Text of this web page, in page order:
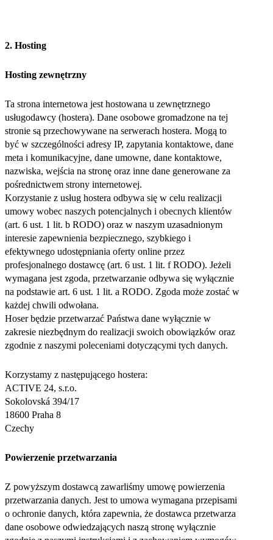
2. Hosting
Hosting zewnętrzny
Ta strona internetowa jest hostowana u zewnętrznego
usługodawcy (hostera). Dane osobowe gromadzone na tej
stronie są przechowywane na serwerach hostera. Mogą to
być w szczególności adresy IP, zapytania kontaktowe, dane
meta i komunikacyjne, dane umowne, dane kontaktowe,
nazwiska, wejścia na stronę oraz inne dane generowane za
pośrednictwem strony internetowej.
Korzystanie z usług hostera odbywa się w celu realizacji
umowy wobec naszych potencjalnych i obecnych klientów
(art. 6 ust. 1 lit. b RODO) oraz w naszym uzasadnionym
interesie zapewnienia bezpiecznego, szybkiego i
efektywnego udostępniania oferty online przez
profesjonalnego dostawcę (art. 6 ust. 1 lit. f RODO). Jeżeli
wymagana jest zgoda, przetwarzanie odbywa się wyłącznie
na podstawie art. 6 ust. 1 lit. a RODO. Zgoda może zostać w
każdej chwili odwołana.
Hoser będzie przetwarzać Państwa dane wyłącznie w
zakresie niezbędnym do realizacji swoich obowiązków oraz
zgodnie z naszymi poleceniami dotyczącymi tych danych.
Korzystamy z następującego hostera:
ACTIVE 24, s.r.o.
Sokolovská 394/17
18600 Praha 8
Czechy
Powierzenie przetwarzania
Z powyższym dostawcą zawarliśmy umowę powierzenia
przetwarzania danych. Jest to umowa wymagana przepisami
o ochronie danych, która zapewnia, że dostawca przetwarza
dane osobowe odwiedzających naszą stronę wyłącznie